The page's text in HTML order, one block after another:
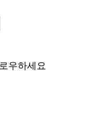
우하세요